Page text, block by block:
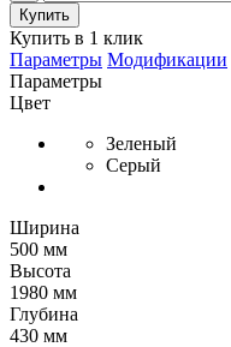
Купить
Купить в 1 клик
Параметры Модификации
Параметры
Цвет
Зеленый
Серый
Ширина
500 мм
Высота
1980 мм
Глубина
430 мм